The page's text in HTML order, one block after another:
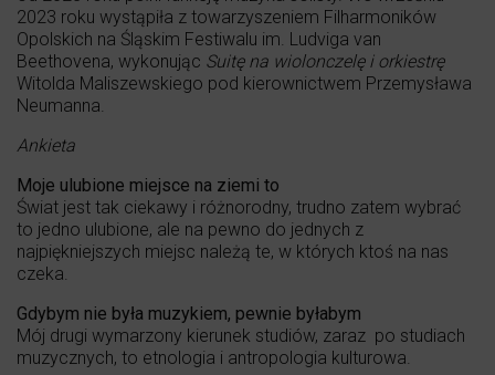
2023 roku wystąpiła z towarzyszeniem Filharmoników
Opolskich na Śląskim Festiwalu im. Ludviga van
Beethovena, wykonując Suitę na wiolonczelę i orkiestrę
Witolda Maliszewskiego pod kierownictwem Przemysława
Neumanna.
Ankieta
Moje ulubione miejsce na ziemi to
Świat jest tak ciekawy i różnorodny, trudno zatem wybrać
to jedno ulubione, ale na pewno do jednych z
najpiękniejszych miejsc należą te, w których ktoś na nas
czeka.
Gdybym nie była muzykiem, pewnie byłabym
Mój drugi wymarzony kierunek studiów, zaraz po studiach
muzycznych, to etnologia i antropologia kulturowa.